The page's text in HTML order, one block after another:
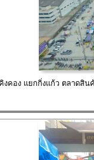
งคอง แยกกิ่งแก้ว ตลาดสิน